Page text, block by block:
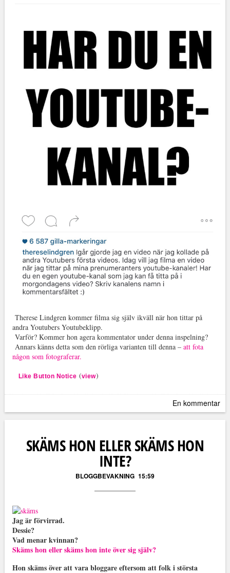
Therese Lindgren kommer filma sig själv ikväll när hon tittar på
andra Youtubers Youtubeklipp.
Varför? Kommer hon agera kommentator under denna inspelning?
Annars känns detta som den rörliga varianten till denna – att fota
någon som fotograferar.
Like Button Notice (view)
En kommentar
SKÄMS HON ELLER SKÄMS HON
INTE?
BLOGGBEVAKNING 15:59
Jag är förvirrad.
Dessie?
Vad menar kvinnan?
Skäms hon eller skäms hon inte över sig själv?
Hon skäms över att vara bloggare eftersom att folk i största